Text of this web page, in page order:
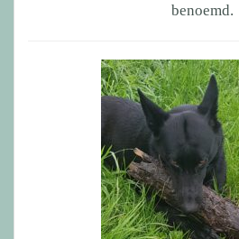
benoemd.